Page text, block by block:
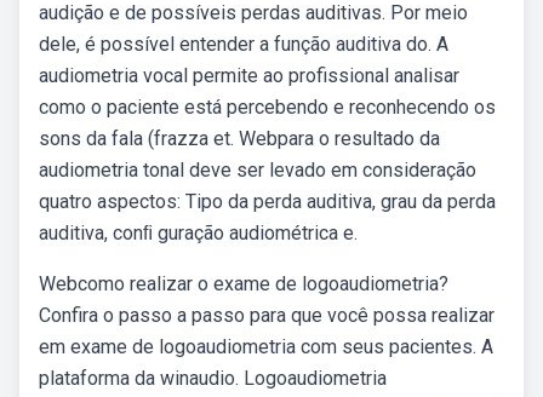
audição e de possíveis perdas auditivas. Por meio
dele, é possível entender a função auditiva do. A
audiometria vocal permite ao profissional analisar
como o paciente está percebendo e reconhecendo os
sons da fala (frazza et. Webpara o resultado da
audiometria tonal deve ser levado em consideração
quatro aspectos: Tipo da perda auditiva, grau da perda
auditiva, conﬁ guração audiométrica e.
Webcomo realizar o exame de logoaudiometria?
Confira o passo a passo para que você possa realizar
em exame de logoaudiometria com seus pacientes. A
plataforma da winaudio. Logoaudiometria